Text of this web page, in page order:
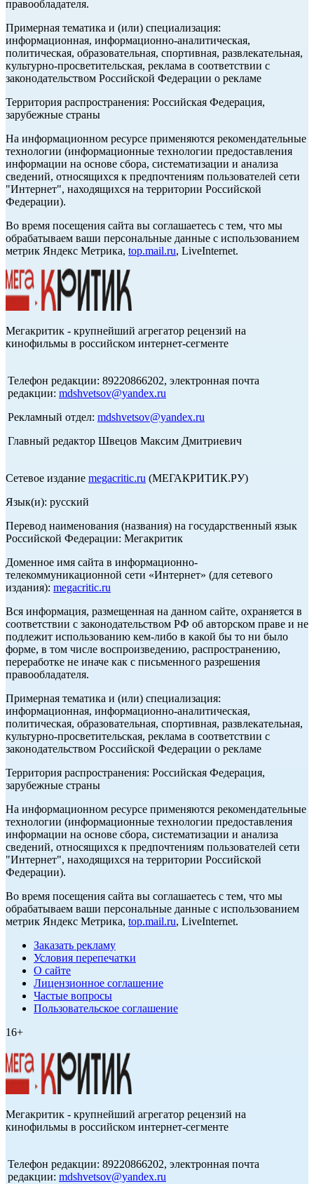
правообладателя.
Примерная тематика и (или) специализация:
информационная, информационно-аналитическая,
политическая, образовательная, спортивная, развлекательная,
культурно-просветительская, реклама в соответствии с
законодательством Российской Федерации о рекламе
Территория распространения: Российская Федерация,
зарубежные страны
На информационном ресурсе применяются рекомендательные
технологии (информационные технологии предоставления
информации на основе сбора, систематизации и анализа
сведений, относящихся к предпочтениям пользователей сети
"Интернет", находящихся на территории Российской
Федерации).
Во время посещения сайта вы соглашаетесь с тем, что мы
обрабатываем ваши персональные данные с использованием
метрик Яндекс Метрика, top.mail.ru, LiveInternet.
Мегакритик - крупнейший агрегатор рецензий на
кинофильмы в российском интернет-сегменте
Телефон редакции: 89220866202, электронная почта
редакции: mdshvetsov@yandex.ru
Рекламный отдел: mdshvetsov@yandex.ru
Главный редактор Швецов Максим Дмитриевич
Сетевое издание megacritic.ru (МЕГАКРИТИК.РУ)
Язык(и): русский
Перевод наименования (названия) на государственный язык
Российской Федерации: Мегакритик
Доменное имя сайта в информационно-
телекоммуникационной сети «Интернет» (для сетевого
издания): megacritic.ru
Вся информация, размещенная на данном сайте, охраняется в
соответствии с законодательством РФ об авторском праве и не
подлежит использованию кем-либо в какой бы то ни было
форме, в том числе воспроизведению, распространению,
переработке не иначе как с письменного разрешения
правообладателя.
Примерная тематика и (или) специализация:
информационная, информационно-аналитическая,
политическая, образовательная, спортивная, развлекательная,
культурно-просветительская, реклама в соответствии с
законодательством Российской Федерации о рекламе
Территория распространения: Российская Федерация,
зарубежные страны
На информационном ресурсе применяются рекомендательные
технологии (информационные технологии предоставления
информации на основе сбора, систематизации и анализа
сведений, относящихся к предпочтениям пользователей сети
"Интернет", находящихся на территории Российской
Федерации).
Во время посещения сайта вы соглашаетесь с тем, что мы
обрабатываем ваши персональные данные с использованием
метрик Яндекс Метрика, top.mail.ru, LiveInternet.
Заказать рекламу
Условия перепечатки
О сайте
Лицензионное соглашение
Частые вопросы
Пользовательское соглашение
16+
Мегакритик - крупнейший агрегатор рецензий на
кинофильмы в российском интернет-сегменте
Телефон редакции: 89220866202, электронная почта
редакции: mdshvetsov@yandex.ru